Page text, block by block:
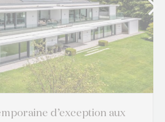
d’exception aux